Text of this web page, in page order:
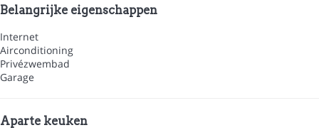
Belangrijke eigenschappen
Internet
Airconditioning
Privézwembad
Garage
Aparte keuken